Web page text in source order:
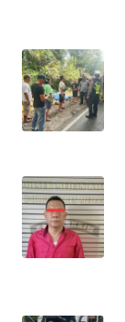
WN
NUSANTARA
WN
WN
JATIM
WN